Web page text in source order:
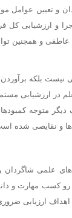
تعیین عوامل
و ارزشیابی کل
و همچنین
بلکه
معلم در
متوجه
و نقایصی شده
علمی شاگردان
کسب مهارت و
ارزیابی